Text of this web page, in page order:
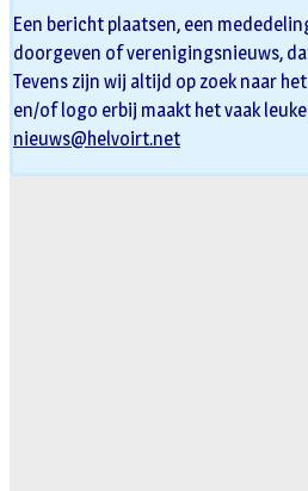
Een bericht plaatsen, een
doorgeven of verenigingsnieuws,
Tevens zijn wij altijd op zoek naar
en/of logo erbij maakt het vaak
nieuws@helvoirt.net